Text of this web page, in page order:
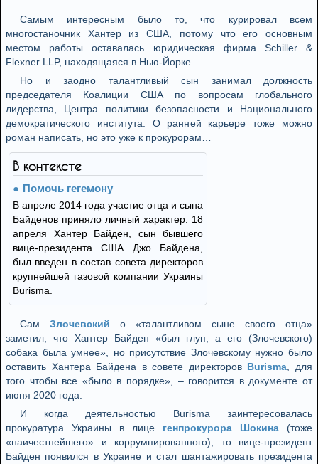
Самым интересным было то, что курировал всем
многостаночник Хантер из США, потому что его основным
местом работы оставалась юридическая фирма Schiller &
Flexner LLP, находящаяся в Нью-Йорке.
Но и заодно талантливый сын занимал должность
председателя Коалиции США по вопросам глобального
лидерства, Центра политики безопасности и Национального
демократического института. О ранней карьере тоже можно
роман написать, но это уже к прокурорам…
В контексте
Помочь гегемону
В апреле 2014 года участие отца и сына
Байденов приняло личный характер. 18
апреля Хантер Байден, сын бывшего
вице-президента США Джо Байдена,
был введен в состав совета директоров
крупнейшей газовой компании Украины
Burisma.
Сам Злочевский о «талантливом сыне своего отца»
заметил, что Хантер Байден «был глуп, а его (Злочевского)
собака была умнее», но присутствие Злочевскому нужно было
оставить Хантера Байдена в совете директоров Burisma , для
того чтобы все «было в порядке», – говорится в документе от
июня 2020 года.
И когда деятельностью Burisma заинтересовалась
прокуратура Украины в лице генпрокурора Шокина (тоже
«наичестнейшего» и коррумпированного), то вице-президент
Байден появился в Украине и стал шантажировать президента